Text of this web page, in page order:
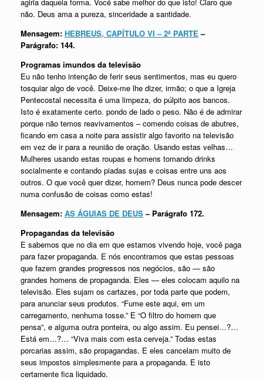
não. Deus ama a pureza, sinceridade a santidade.
Mensagem: HEBREUS, CAPÍTULO VI – 2ª PARTE –
Parágrafo: 144.
Programas imundos da televisão
Eu não tenho intenção de ferir seus sentimentos, mas eu quero
tosquiar algo de você. Deixe-me lhe dizer, irmão; o que a Igreja
Pentecostal necessita é uma limpeza, do púlpito aos bancos.
Isto é exatamente certo. pondo de lado o peso. Não é de admirar
porque não temos reavivamentos – comendo coisas de abutres,
ficando em casa a noite para assistir algo favorito na televisão
em vez de ir para a reunião de oração. Usando estas velhas…
Mulheres usando estas roupas e homens tomando drinks
socialmente e contando piadas sujas e coisas entre uns aos
outros. O que você quer dizer, homem? Deus nunca pode descer
numa confusão de coisas como estas!
Mensagem: AS ÁGUIAS DE DEUS– Parágrafo 172.
Propagandas da televisão
E sabemos que no dia em que estamos vivendo hoje, você paga
para fazer propaganda. E nós encontramos que estas pessoas
que fazem grandes progressos nos negócios, são — são
grandes homens de propaganda. Eles — eles colocam aquilo na
televisão. Eles sujam os cartazes, por toda parte que podem,
para anunciar seus produtos. “Fume este aqui, em um
carregamento, nenhuma tosse.” E “O filtro do homem que
pensa”, e alguma outra ponteira, ou algo assim. Eu pensei…?…
Está em…?… “Viva mais com esta cerveja.” Todas estas
porcarias assim, são propagandas. E eles cancelam muito de
seus impostos simplesmente para a propaganda. E isto
certamente fica liquidado.